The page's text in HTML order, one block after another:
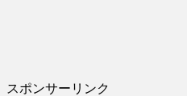
スポンサーリンク